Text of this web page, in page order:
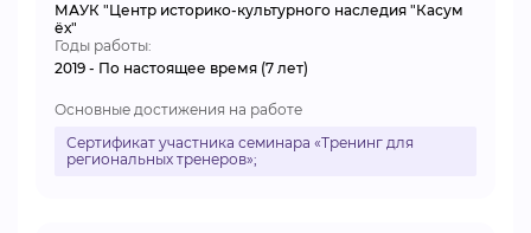
МАУК "Центр историко-культурного наследия "Касум
ёх"
Годы работы:
2019 - По настоящее время (7 лет)
Основные достижения на работе
Сертификат участника семинара «Тренинг для
региональных тренеров»;